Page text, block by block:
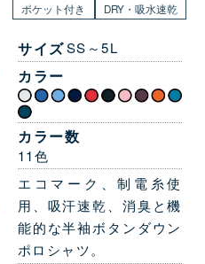
ポケット付き
DRY・吸水速乾
サイズSS～5L
カラー
カラー数
11色
エコマーク、制電糸使
用、吸汗速乾、消臭と機
能的な半袖ボタンダウン
ポロシャツ。